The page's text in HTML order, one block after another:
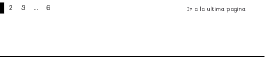
2 3 ... 6 Ir a la ultima pagina